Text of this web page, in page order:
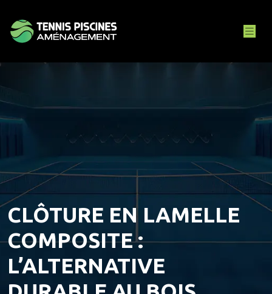
CLÔTURE EN LAMELLE
COMPOSITE :
L’ALTERNATIVE